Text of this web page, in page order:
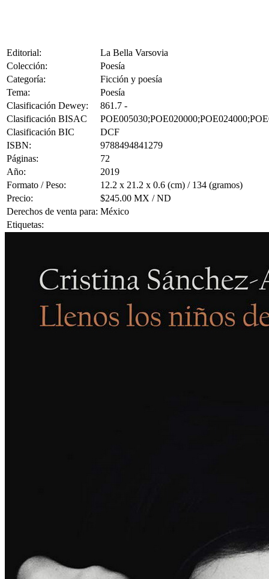
Editorial:
La Bella Varsovia
Colección:
Poesía
Categoría:
Ficción y poesía
Tema:
Poesía
Clasificación Dewey:
861.7 -
Clasificación BISAC
Clasificación BIC
DCF
ISBN:
9788494841279
Páginas:
72
Año:
2019
Formato / Peso:
12.2 x 21.2 x 0.6 (cm) / 134 (gramos)
Precio:
$245.00 MX / ND
Derechos de venta para: México
Etiquetas: